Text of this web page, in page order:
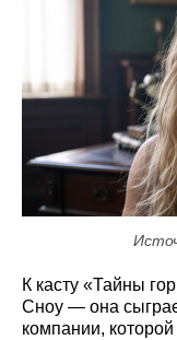
К касту «Тайны
Сноу — она
компании,